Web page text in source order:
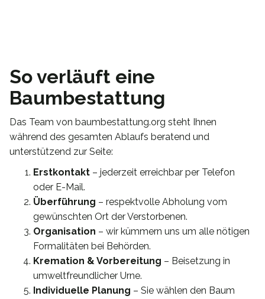
So verläuft eine
Baumbestattung
Das Team von baumbestattung.org steht Ihnen
während des gesamten Ablaufs beratend und
unterstützend zur Seite:
Erstkontakt – jederzeit erreichbar per Telefon
oder E-Mail.
Überführung – respektvolle Abholung vom
gewünschten Ort der Verstorbenen.
Organisation – wir kümmern uns um alle nötigen
Formalitäten bei Behörden.
Kremation & Vorbereitung – Beisetzung in
umweltfreundlicher Urne.
Individuelle Planung – Sie wählen den Baum